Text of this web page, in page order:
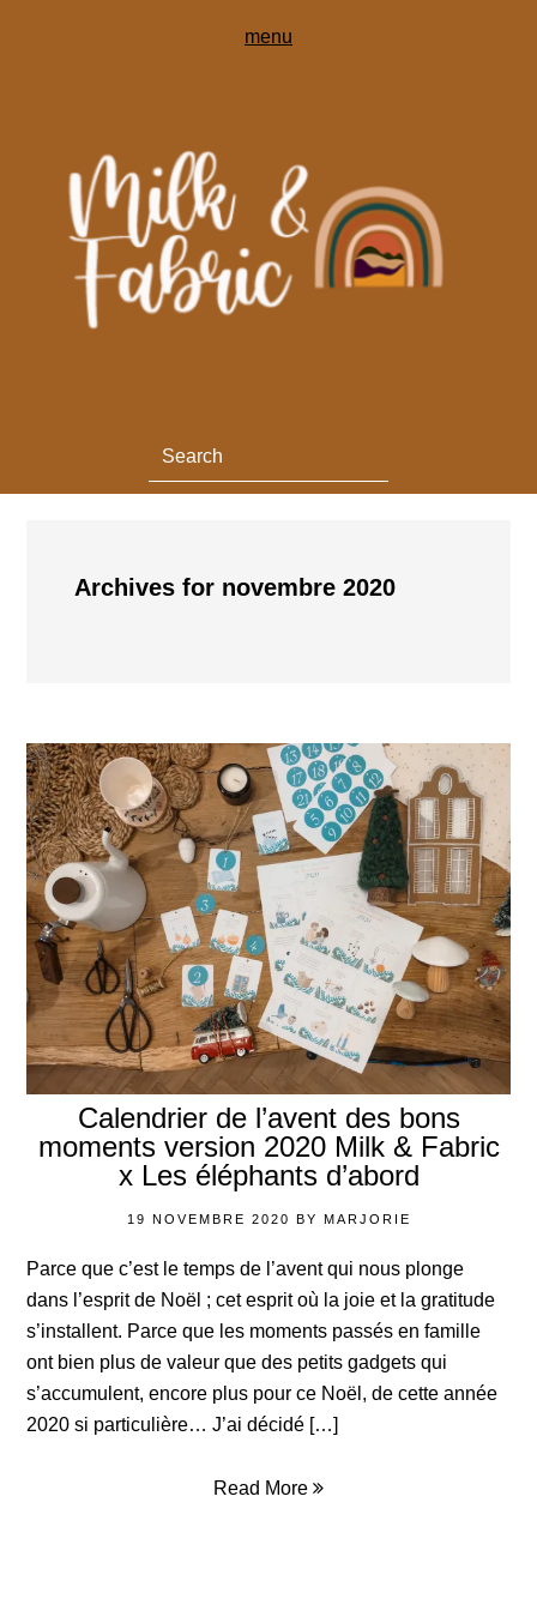
Archives for novembre 2020
Calendrier de l’avent des bons
moments version 2020 Milk & Fabric
x Les éléphants d’abord
19 NOVEMBRE 2020 BY MARJORIE
Parce que c’est le temps de l’avent qui nous plonge
dans l’esprit de Noël ; cet esprit où la joie et la gratitude
s’installent. Parce que les moments passés en famille
ont bien plus de valeur que des petits gadgets qui
s’accumulent, encore plus pour ce Noël, de cette année
2020 si particulière… J’ai décidé […]
Read More 